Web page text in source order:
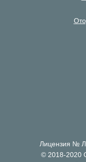
Лицензия №
© 2018-